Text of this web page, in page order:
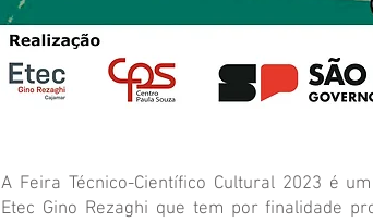
A Feira Técnico-Científico Cultural 2023 é
Etec Gino Rezaghi que tem por finalidade